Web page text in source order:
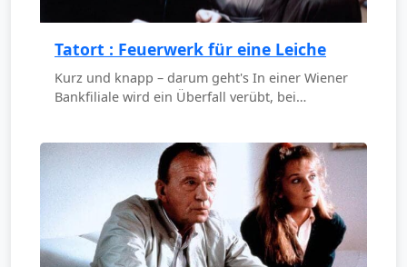
Tatort : Feuerwerk für eine Leiche
Kurz und knapp – darum geht's In einer Wiener
Bankfiliale wird ein Überfall verübt, bei…